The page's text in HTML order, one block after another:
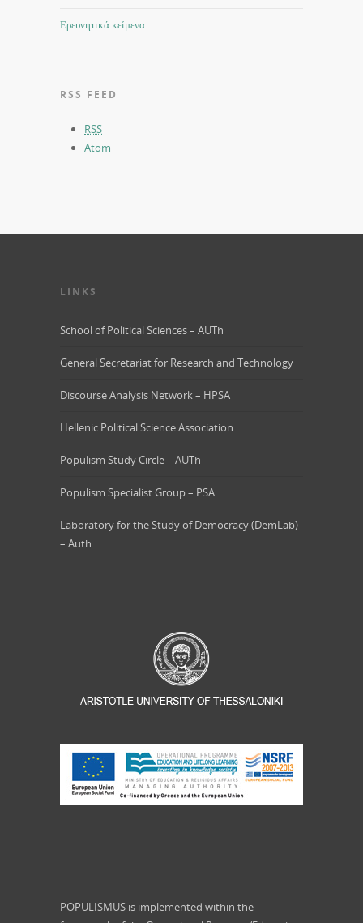
Ερευνητικά κείμενα
RSS FEED
RSS
Atom
LINKS
School of Political Sciences – AUTh
General Secretariat for Research and Technology
Discourse Analysis Network – HPSA
Hellenic Political Science Association
Populism Study Circle – AUTh
Populism Specialist Group – PSA
Laboratory for the Study of Democracy (DemLab)
– Auth
POPULISMUS is implemented within the